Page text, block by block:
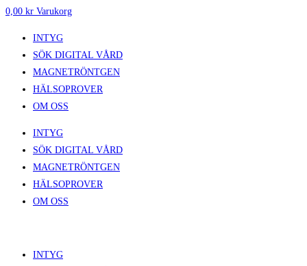
0,00 kr Varukorg
INTYG
SÖK DIGITAL VÅRD
MAGNETRÖNTGEN
HÄLSOPROVER
OM OSS
INTYG
SÖK DIGITAL VÅRD
MAGNETRÖNTGEN
HÄLSOPROVER
OM OSS
INTYG